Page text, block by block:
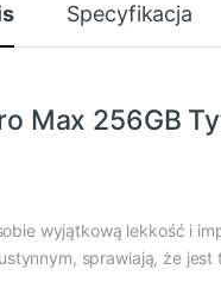
Specyfikacja
Max 256GB
wyjątkową lekkość i
sprawiają, że